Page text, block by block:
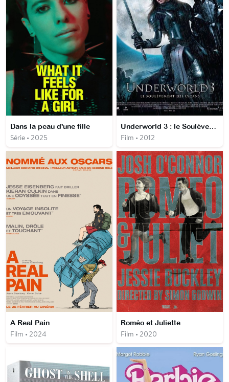
Dans la peau d'une fille
Série • 2025
Underworld 3 : le Soulèvement des Lycans
Film • 2012
A Real Pain
Film • 2024
Roméo et Juliette
Film • 2020